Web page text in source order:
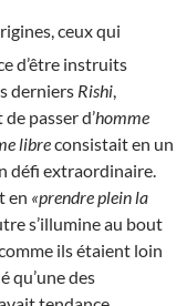
ceux qui
d’être instruits
derniers Rishi
passer d’homme
libreconsistait en un
défi extraordinaire.
en «prendre plein la
s’illumine au bout
ils étaient loin
qu’une des